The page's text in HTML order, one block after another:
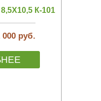
К-101
000 руб.